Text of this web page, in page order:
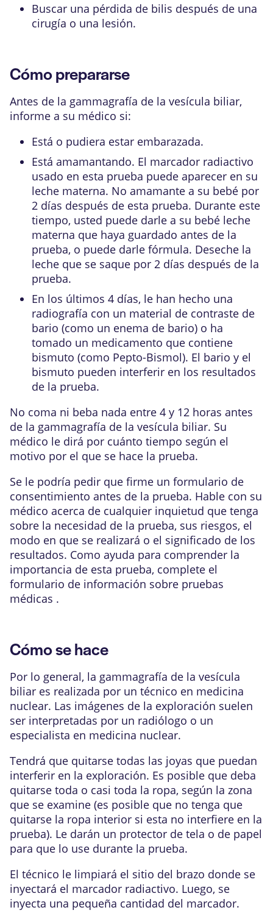
Buscar una pérdida de bilis después de una
cirugía o una lesión.
Cómo prepararse
Antes de la gammagrafía de la vesícula biliar,
informe a su médico si:
Está o pudiera estar embarazada.
Está amamantando. El marcador radiactivo
usado en esta prueba puede aparecer en su
leche materna. No amamante a su bebé por
2 días después de esta prueba. Durante este
tiempo, usted puede darle a su bebé leche
materna que haya guardado antes de la
prueba, o puede darle fórmula. Deseche la
leche que se saque por 2 días después de la
prueba.
En los últimos 4 días, le han hecho una
radiografía con un material de contraste de
bario (como un enema de bario) o ha
tomado un medicamento que contiene
bismuto (como Pepto-Bismol). El bario y el
bismuto pueden interferir en los resultados
de la prueba.
No coma ni beba nada entre 4 y 12 horas antes
de la gammagrafía de la vesícula biliar. Su
médico le dirá por cuánto tiempo según el
motivo por el que se hace la prueba.
Se le podría pedir que firme un formulario de
consentimiento antes de la prueba. Hable con su
médico acerca de cualquier inquietud que tenga
sobre la necesidad de la prueba, sus riesgos, el
modo en que se realizará o el significado de los
resultados. Como ayuda para comprender la
importancia de esta prueba, complete el
formulario de información sobre pruebas
médicas .
Cómo se hace
Por lo general, la gammagrafía de la vesícula
biliar es realizada por un técnico en medicina
nuclear. Las imágenes de la exploración suelen
ser interpretadas por un radiólogo o un
especialista en medicina nuclear.
Tendrá que quitarse todas las joyas que puedan
interferir en la exploración. Es posible que deba
quitarse toda o casi toda la ropa, según la zona
que se examine (es posible que no tenga que
quitarse la ropa interior si esta no interfiere en la
prueba). Le darán un protector de tela o de papel
para que lo use durante la prueba.
El técnico le limpiará el sitio del brazo donde se
inyectará el marcador radiactivo. Luego, se
inyecta una pequeña cantidad del marcador.